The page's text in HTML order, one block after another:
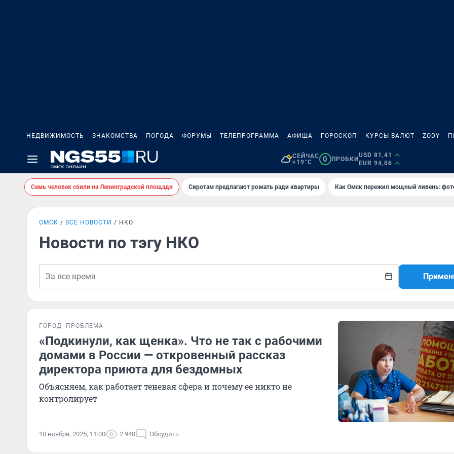
НЕДВИЖИМОСТЬ ЗНАКОМСТВА ПОГОДА ФОРУМЫ ТЕЛЕПРОГРАММА АФИША ГОРОСКОП КУРСЫ ВАЛЮТ ZODY
СЕЙЧАС
+19°C
0 ПРОБКИ
USD 81,41
EUR 94,06
Семь человек сбили на Ленинградской площади Сиротам предлагают рожать ради квартиры Как Омск пережил мощный ливень:
ОМСК ВСЕ НОВОСТИ НКО
Новости по тэгу НКО
ГОРОД ПРОБЛЕМА
«Подкинули, как щенка». Что не так с рабочими
домами в России — откровенный рассказ
директора приюта для бездомных
Объясняем, как работает теневая сфера и почему ее никто не
контролирует
10 ноября, 2025, 11:00 2 940 Обсудить